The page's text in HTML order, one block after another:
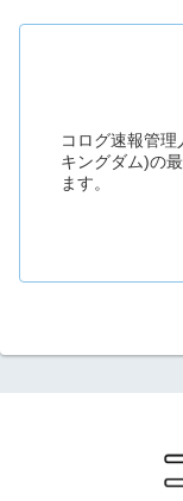
コログ速報管
キングダム)の
ます。